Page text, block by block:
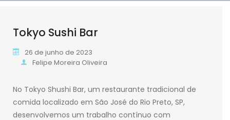
Tokyo Sushi Bar
26 de junho de 2023
Felipe Moreira Oliveira
No Tokyo Shushi Bar, um restaurante tradicional de
comida localizado em São José do Rio Preto, SP,
desenvolvemos um trabalho contínuo com